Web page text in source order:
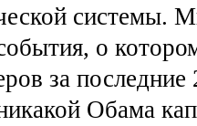
системы.
о
за
Обама